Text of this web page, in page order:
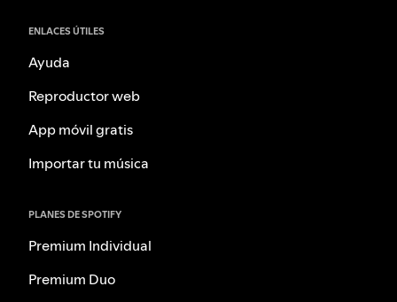
ENLACES ÚTILES
Ayuda
Reproductor web
App móvil gratis
Importar tu música
PLANES DE SPOTIFY
Premium Individual
Premium Duo